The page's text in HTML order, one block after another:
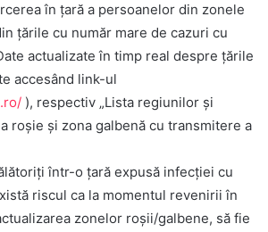
în țară a persoanelor din zonele
țările cu număr mare de cazuri cu
actualizate în timp real despre țările
accesând link-ul
), respectiv „Lista regiunilor și
roșie și zona galbenă cu transmitere a
într-o țară expusă infecției cu
riscul ca la momentul revenirii în
zonelor roșii/galbene, să fie